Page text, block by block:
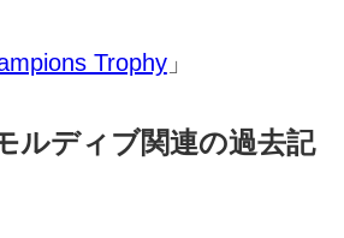
Trophy」
ルディブ関連の過去記